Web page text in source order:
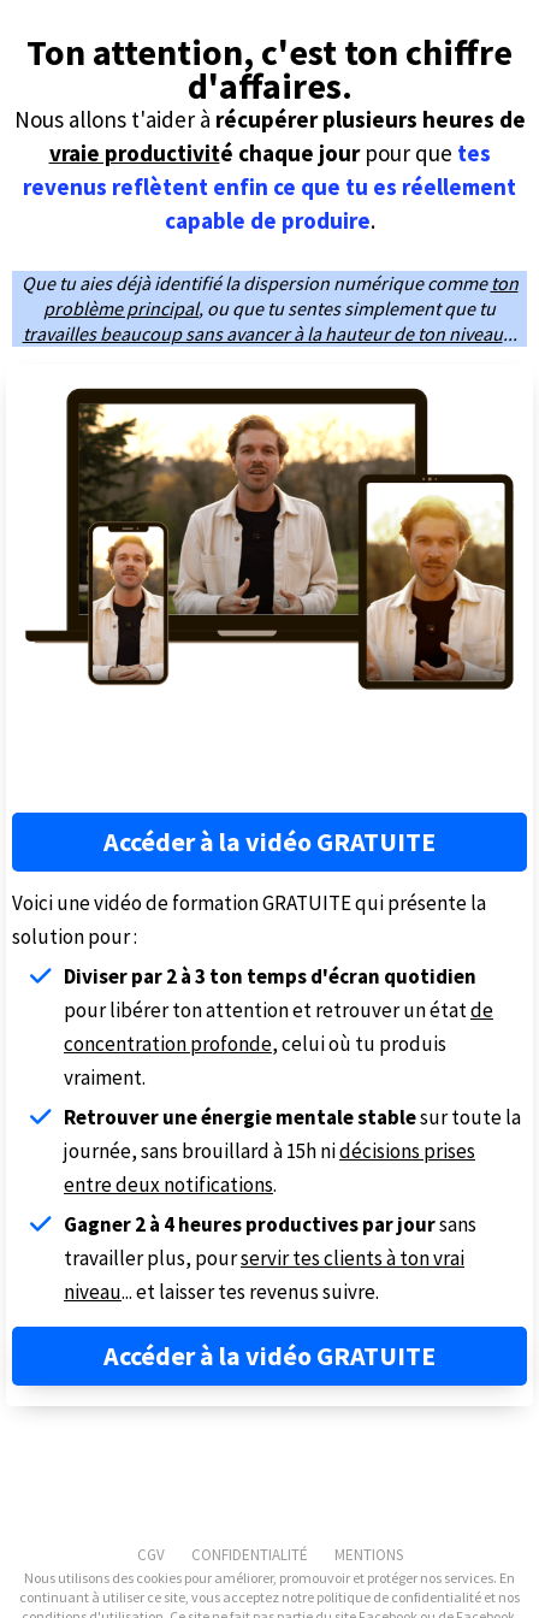
Ton attention, c'est ton chiffre
d'affaires.
Nous allons t'aider à récupérer plusieurs heures de
vraie productivité chaque jour pour que tes
revenus reflètent enfin ce que tu es réellement
capable de produire.
Que tu aies déjà identifié la dispersion numérique comme ton
problème principal, ou que tu sentes simplement que tu
travailles beaucoup sans avancer à la hauteur de ton niveau...
Accéder à la vidéo GRATUITE
Voici une vidéo de formation GRATUITE qui présente la
solution pour :
Diviser par 2 à 3 ton temps d'écran quotidien
pour libérer ton attention et retrouver un étatde
concentration profonde, celui où tu produis
vraiment.
Retrouver une énergie mentale stablesur toute la
journée, sans brouillard à 15h nidécisions prises
entre deux notifications.
Gagner 2 à 4 heures productives par joursans
travailler plus, pourservir tes clients à ton vrai
niveau... et laisser tes revenus suivre.
Accéder à la vidéo GRATUITE
CGV CONFIDENTIALITÉ MENTIONS
​Nous utilisons des cookies pour améliorer, promouvoir et protéger nos services. En
continuant à utiliser ce site, vous acceptez notre politique de confidentialité et nos